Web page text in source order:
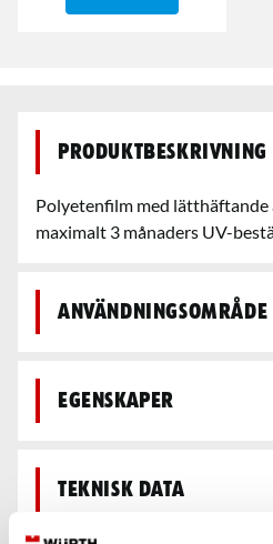
Produktbeskrivning
Polyetenfilm med
maximalt 3 månaders UV-
Användningsområde
Egenskaper
Teknisk data